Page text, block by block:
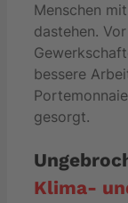
Menschen
dastehen.
bessere
gesorgt.
Klima-